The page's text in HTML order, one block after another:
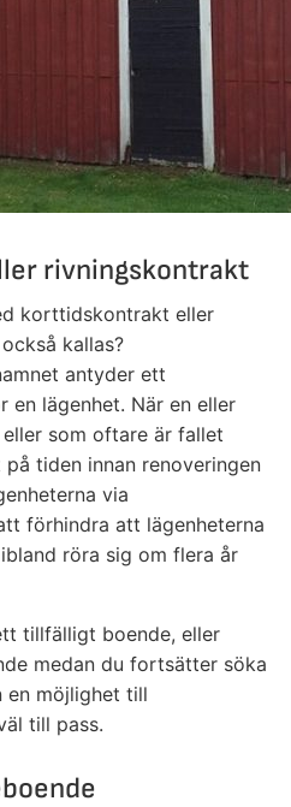
rivningskontrakt
korttidskontrakt eller
kallas?
antyder ett
lägenhet. När en eller
som oftare är fallet
tiden innan renoveringen
via
förhindra att lägenheterna
röra sig om flera år
tillfälligt boende, eller
medan du fortsätter söka
en möjlighet till
till pass.